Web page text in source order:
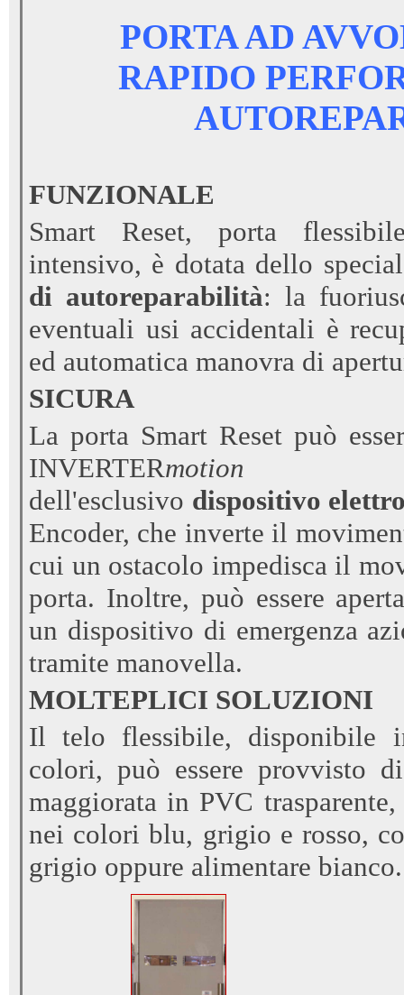
PORTA AD
RAPIDO
FUNZIONALE
Smart Reset, porta
intensivo, è dotata dello
di autoreparabilità: la
eventuali usi accidentali è
ed automatica manovra di
SICURA
La porta Smart Reset può
INVERTERmotion
dell'esclusivo dispositivo
Encoder, che inverte il
cui un ostacolo impedisca il
porta. Inoltre, può essere
un dispositivo di emergenza
tramite manovella.
MOLTEPLICI SOLUZIONI
Il telo flessibile, disponibile
colori, può essere provvisto
maggiorata in PVC
nei colori blu, grigio e rosso,
grigio oppure alimentare bianco.